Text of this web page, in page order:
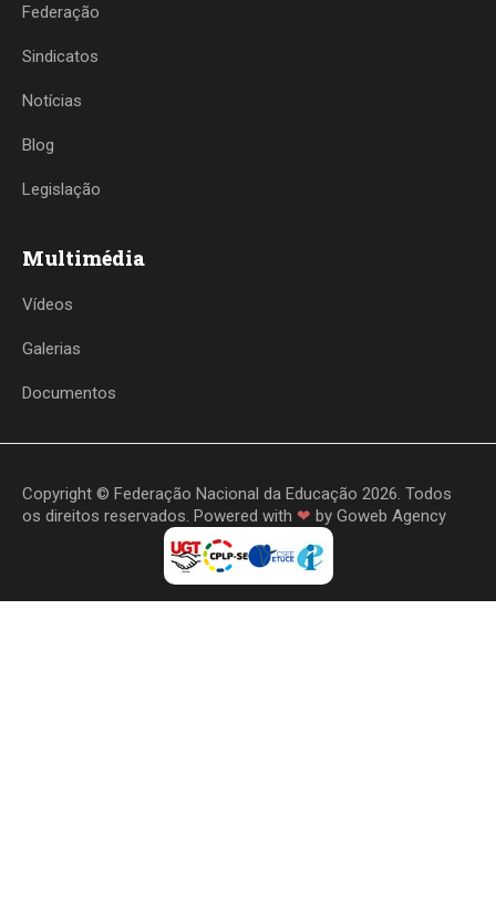
Federação
Sindicatos
Notícias
Blog
Legislação
Multimédia
Vídeos
Galerias
Documentos
Copyright © Federação Nacional da Educação 2026. Todos
os direitos reservados. Powered with ❤ by Goweb Agency